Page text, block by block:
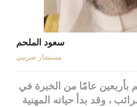
سعود الملحم
مستشار ضريبي
بأربعين عامًا من الخبرة في
، وقد بدأ حياته المهنية